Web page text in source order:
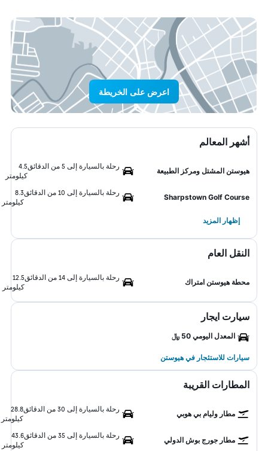
اعرض على الخريطة
أشهر المعالم
هيوستن المشتل ومركز الطبيعة
رحلة بالسيارة إلى 5 من الدقائق
4.5
كيلومتر
Sharpstown Golf Course
رحلة بالسيارة إلى 10 من الدقائق
8.3
كيلومتر
إظهار المزيد
النقل العام
محطة هيوستن امتراك
رحلة بالسيارة إلى 14 من الدقائق
12.5
كيلومتر
سيارت ايجار
المعدل اليومي 50 ﷼
سيارات للاستئجار في هيوستن
المطارات القريبة
مطار وليام بي هوبي
رحلة بالسيارة إلى 30 من الدقائق
28.8
كيلومتر
مطار جورج بوش الدولي
رحلة بالسيارة إلى 35 من الدقائق
43.6
كيلومتر